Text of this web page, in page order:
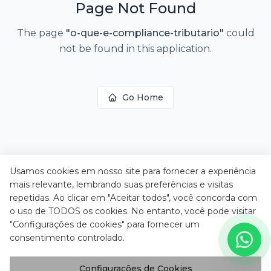
Page Not Found
The page "o-que-e-compliance-tributario" could
not be found in this application.
Go Home
Usamos cookies em nosso site para fornecer a experiência
mais relevante, lembrando suas preferências e visitas
repetidas. Ao clicar em "Aceitar todos", você concorda com
o uso de TODOS os cookies. No entanto, você pode visitar
"Configurações de cookies" para fornecer um
consentimento controlado.
Configurações de Cookies